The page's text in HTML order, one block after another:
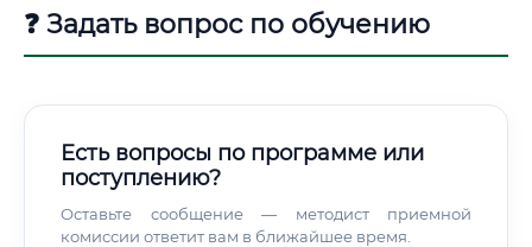
❓ Задать вопрос по обучению
Есть вопросы по программе или
поступлению?
Оставьте сообщение — методист приемной
комиссии ответит вам в ближайшее время.